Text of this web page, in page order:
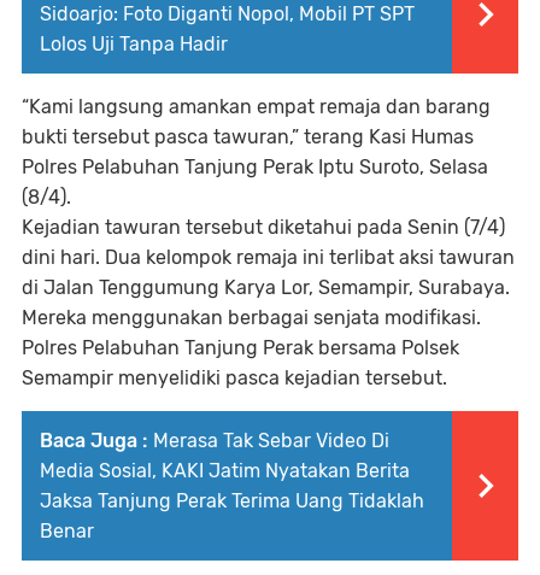
Sidoarjo: Foto Diganti Nopol, Mobil PT SPT
Lolos Uji Tanpa Hadir
“Kami langsung amankan empat remaja dan barang
bukti tersebut pasca tawuran,” terang Kasi Humas
Polres Pelabuhan Tanjung Perak Iptu Suroto, Selasa
(8/4).
Kejadian tawuran tersebut diketahui pada Senin (7/4)
dini hari. Dua kelompok remaja ini terlibat aksi tawuran
di Jalan Tenggumung Karya Lor, Semampir, Surabaya.
Mereka menggunakan berbagai senjata modifikasi.
Polres Pelabuhan Tanjung Perak bersama Polsek
Semampir menyelidiki pasca kejadian tersebut.
Baca Juga : Merasa Tak Sebar Video Di
Media Sosial, KAKI Jatim Nyatakan Berita
Jaksa Tanjung Perak Terima Uang Tidaklah
Benar